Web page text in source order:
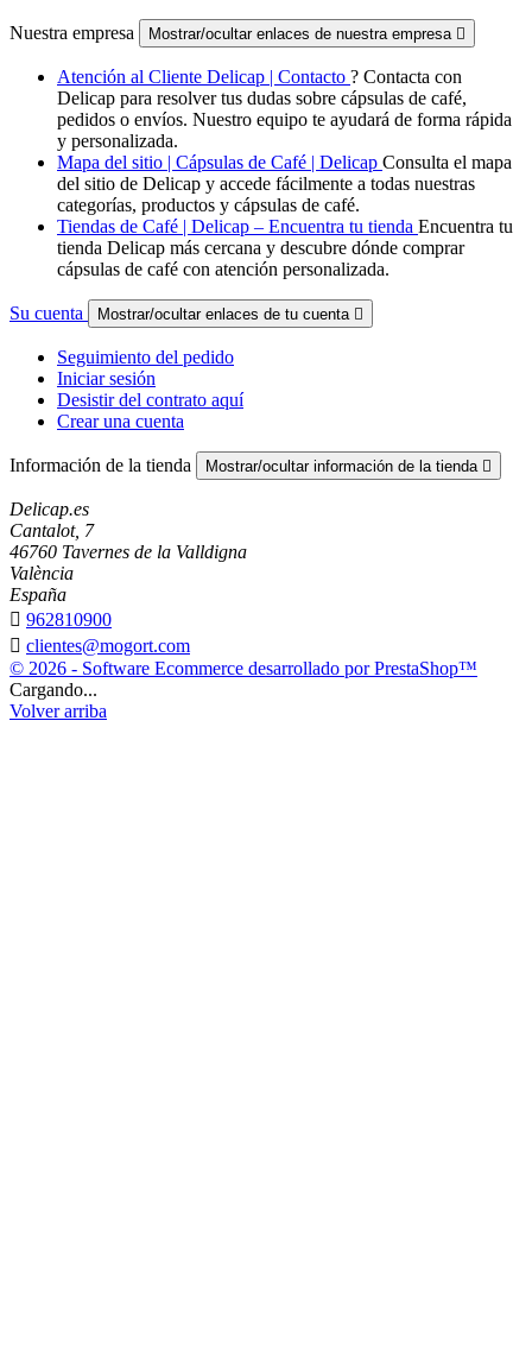
Nuestra empresa Mostrar/ocultar enlaces de nuestra empresa 
Atención al Cliente Delicap | Contacto ? Contacta con
Delicap para resolver tus dudas sobre cápsulas de café,
pedidos o envíos. Nuestro equipo te ayudará de forma rápida
y personalizada.
Mapa del sitio | Cápsulas de Café | Delicap Consulta el mapa
del sitio de Delicap y accede fácilmente a todas nuestras
categorías, productos y cápsulas de café.
Tiendas de Café | Delicap – Encuentra tu tienda Encuentra tu
tienda Delicap más cercana y descubre dónde comprar
cápsulas de café con atención personalizada.
Su cuenta Mostrar/ocultar enlaces de tu cuenta 
Seguimiento del pedido
Iniciar sesión
Desistir del contrato aquí
Crear una cuenta
Información de la tienda Mostrar/ocultar información de la tienda 
Delicap.es
Cantalot, 7
46760 Tavernes de la Valldigna
València
España
 962810900
 clientes@mogort.com
© 2026 - Software Ecommerce desarrollado por PrestaShop™
Cargando...
Volver arriba